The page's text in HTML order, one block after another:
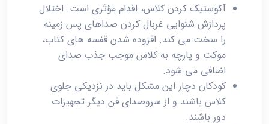
آکوستیک کردن کلاس، اقدام مؤثری است. اختلال
پردازش شنوایی غربال کردن صداهای پس زمینه
را سخت می کند. افزوده شدن قفسه های کتاب،
موکت و پارچه به کلاس موجب جذب صدای
اضافی می شود.
کودکان دچار این مشکل باید در نزدیکی جلوی
کلاس باشند و از سروصدای فن دیگر تجهیزات
دور باشند.